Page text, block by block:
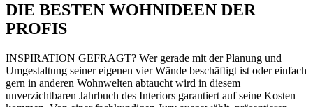
DIE BESTEN WOHNIDEEN DER
PROFIS
INSPIRATION GEFRAGT? Wer gerade mit der Planung und
Umgestaltung seiner eigenen vier Wände beschäftigt ist oder einfach
gern in anderen Wohnwelten abtaucht wird in diesem
unverzichtbaren Jahrbuch des Interiors garantiert auf seine Kosten